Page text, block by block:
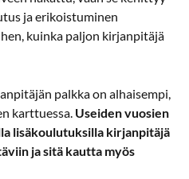
ja erikoistuminen
kuinka paljon kirjanpitäjä
palkka on alhaisempi,
karttuessa. Useiden vuosien
lisäkoulutuksilla kirjanpitäjä
ja sitä kautta myös